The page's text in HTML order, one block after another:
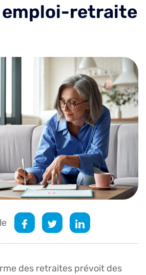
emploi-retraite
des retraites prévoit des